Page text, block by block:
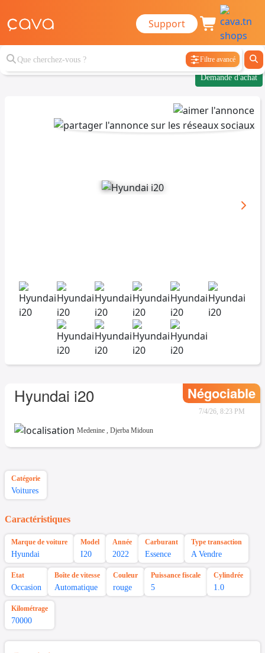
Support
Filtre avancé
Demande d'achat
Hyundai i20 Négociable
7/4/26, 8:23 PM
Medenine , Djerba Midoun
Catégorie
Voitures
Caractéristiques
Marque de voiture
Hyundai
Model
I20
Année
2022
Carburant
Essence
Type transaction
A Vendre
Etat
Occasion
Boîte de vitesse
Automatique
Couleur
rouge
Puissance fiscale
5
Cylindrée
1.0
Kilométrage
70000